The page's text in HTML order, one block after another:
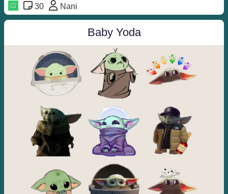
30 Nani
Baby Yoda